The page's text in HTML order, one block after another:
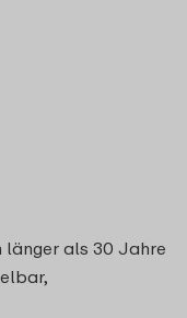
länger als 30 Jahre